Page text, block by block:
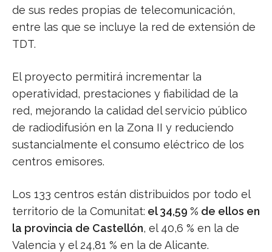
de sus redes propias de telecomunicación,
entre las que se incluye la red de extensión de
TDT.
El proyecto permitirá incrementar la
operatividad, prestaciones y fiabilidad de la
red, mejorando la calidad del servicio público
de radiodifusión en la Zona II y reduciendo
sustancialmente el consumo eléctrico de los
centros emisores.
Los 133 centros están distribuidos por todo el
territorio de la Comunitat: el 34,59 % de ellos en
la provincia de Castellón, el 40,6 % en la de
Valencia y el 24,81 % en la de Alicante.